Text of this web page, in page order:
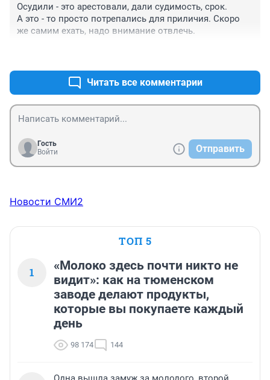
Осудили - это арестовали, дали судимость, срок.
А это - то просто потрепались для приличия. Скоро
же самим ехать, надо внимание отвлечь.
Читать все комментарии
Гость
Войти
Отправить
Новости СМИ2
ТОП 5
1
«Молоко здесь почти никто не
видит»: как на тюменском
заводе делают продукты,
которые вы покупаете каждый
день
98 174 144